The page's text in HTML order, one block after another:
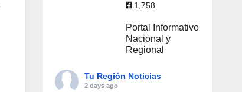
1,758
Portal Informativo
Nacional y
Regional
Tu Región Noticias
2 days ago